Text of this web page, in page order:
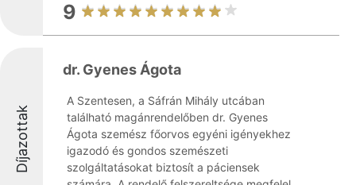
9
Díjazottak
dr. Gyenes Ágota
A Szentesen, a Sáfrán Mihály utcában
található magánrendelőben dr. Gyenes
Ágota szemész főorvos egyéni igényekhez
igazodó és gondos szemészeti
szolgáltatásokat biztosít a páciensek